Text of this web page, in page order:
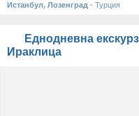
Истанбул, Лозенград · Турция
Еднодневна
Ираклица